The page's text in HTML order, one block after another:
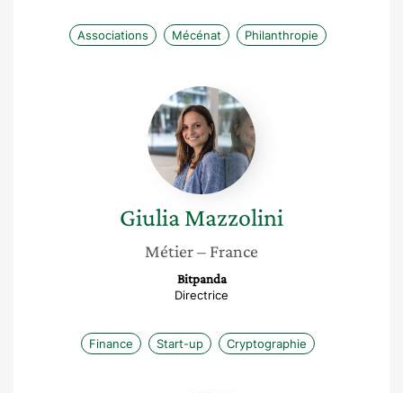
Associations Mécénat Philanthropie
Giulia
Mazzolini
GiuliaMazzolini
Métier– France
Bitpanda
Directrice
Finance Start-up Cryptographie